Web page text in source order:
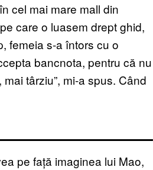
cel mai mare mall din
care o luasem drept ghid,
femeia s-a întors cu o
bancnota, pentru că nu
târziu”, mi-a spus. Când
pe față imaginea lui Mao,